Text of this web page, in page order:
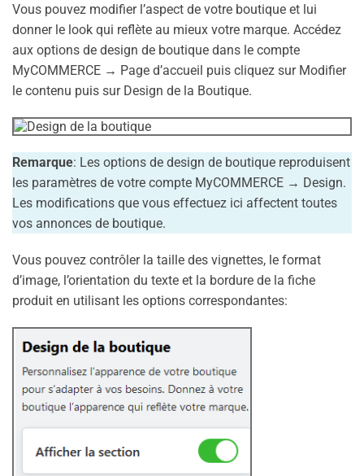
Vous pouvez modifier l’aspect de votre boutique et lui
donner le look qui reflète au mieux votre marque. Accédez
aux options de design de boutique dans le compte
MyCOMMERCE → Page d’accueil puis cliquez sur Modifier
le contenu puis sur Design de la Boutique.
Remarque: Les options de design de boutique reproduisent
les paramètres de votre compte MyCOMMERCE → Design.
Les modifications que vous effectuez ici affectent toutes
vos annonces de boutique.
Vous pouvez contrôler la taille des vignettes, le format
d’image, l’orientation du texte et la bordure de la fiche
produit en utilisant les options correspondantes: